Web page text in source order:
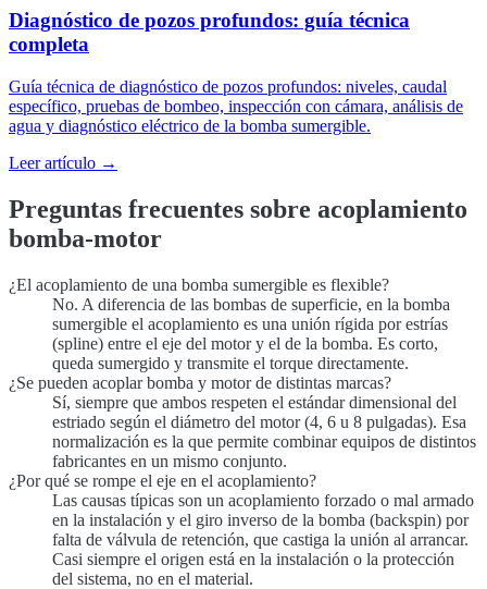
Diagnóstico de pozos profundos: guía técnica
completa
Guía técnica de diagnóstico de pozos profundos: niveles, caudal
específico, pruebas de bombeo, inspección con cámara, análisis de
agua y diagnóstico eléctrico de la bomba sumergible.
Leer artículo →
Preguntas frecuentes sobre acoplamiento
bomba-motor
¿El acoplamiento de una bomba sumergible es flexible?
No. A diferencia de las bombas de superficie, en la bomba
sumergible el acoplamiento es una unión rígida por estrías
(spline) entre el eje del motor y el de la bomba. Es corto,
queda sumergido y transmite el torque directamente.
¿Se pueden acoplar bomba y motor de distintas marcas?
Sí, siempre que ambos respeten el estándar dimensional del
estriado según el diámetro del motor (4, 6 u 8 pulgadas). Esa
normalización es la que permite combinar equipos de distintos
fabricantes en un mismo conjunto.
¿Por qué se rompe el eje en el acoplamiento?
Las causas típicas son un acoplamiento forzado o mal armado
en la instalación y el giro inverso de la bomba (backspin) por
falta de válvula de retención, que castiga la unión al arrancar.
Casi siempre el origen está en la instalación o la protección
del sistema, no en el material.